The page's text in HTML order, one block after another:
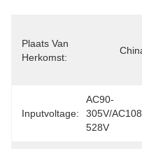
Plaats Van
Herkomst:
Inputvoltage:
AC90-
305V/
528V